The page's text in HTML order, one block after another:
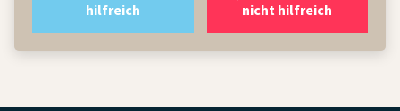
hilfreich
nicht hilfreich